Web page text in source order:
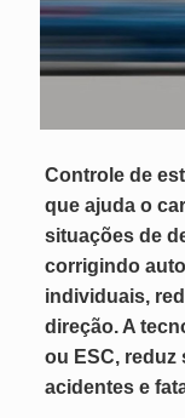
Controle de
que ajuda o
situações de
corrigindo
individuais,
direção. A
ou ESC,
acidentes e